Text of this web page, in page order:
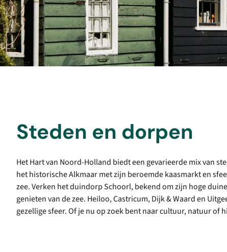
Steden en dorpen
Het Hart van Noord-Holland biedt een gevarieerde mix van
het historische Alkmaar met zijn beroemde kaasmarkt en
zee. Verken het duindorp Schoorl, bekend om zijn hoge
genieten van de zee. Heiloo, Castricum, Dijk & Waard en
gezellige sfeer. Of je nu op zoek bent naar cultuur, natuur of